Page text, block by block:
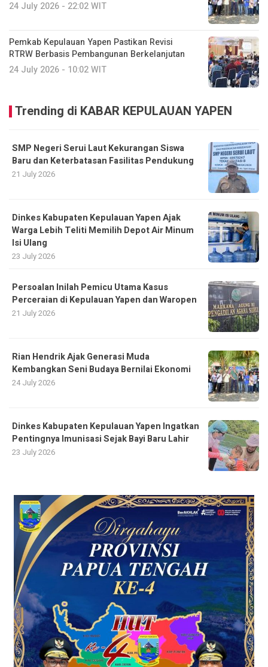
24 July 2026 - 22:02 WIT
Pemkab Kepulauan Yapen Pastikan Revisi
RTRW Berbasis Pembangunan Berkelanjutan
24 July 2026 - 10:02 WIT
Trending di KABAR KEPULAUAN YAPEN
SMP Negeri Serui Laut Kekurangan Siswa
Baru dan Keterbatasan Fasilitas Pendukung
21 July 2026
Dinkes Kabupaten Kepulauan Yapen Ajak
Warga Lebih Teliti Memilih Depot Air Minum
Isi Ulang
23 July 2026
Persoalan Inilah Pemicu Utama Kasus
Perceraian di Kepulauan Yapen dan Waropen
21 July 2026
Rian Hendrik Ajak Generasi Muda
Kembangkan Seni Budaya Bernilai Ekonomi
24 July 2026
Dinkes Kabupaten Kepulauan Yapen Ingatkan
Pentingnya Imunisasi Sejak Bayi Baru Lahir
23 July 2026